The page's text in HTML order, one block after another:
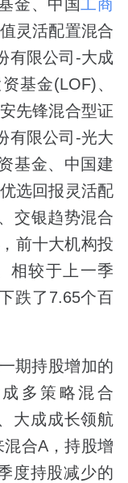
金、中国工商
灵活配置混合
有限公司-大成
基金(LOF)、
先锋混合型证
有限公司-光大
基金、中国建
选回报灵活配
交银趋势混合
前十大机构投
相较于上一季
跌了7.65个百
持股增加的
多策略混合
大成成长领航
合A，持股增
度持股减少的